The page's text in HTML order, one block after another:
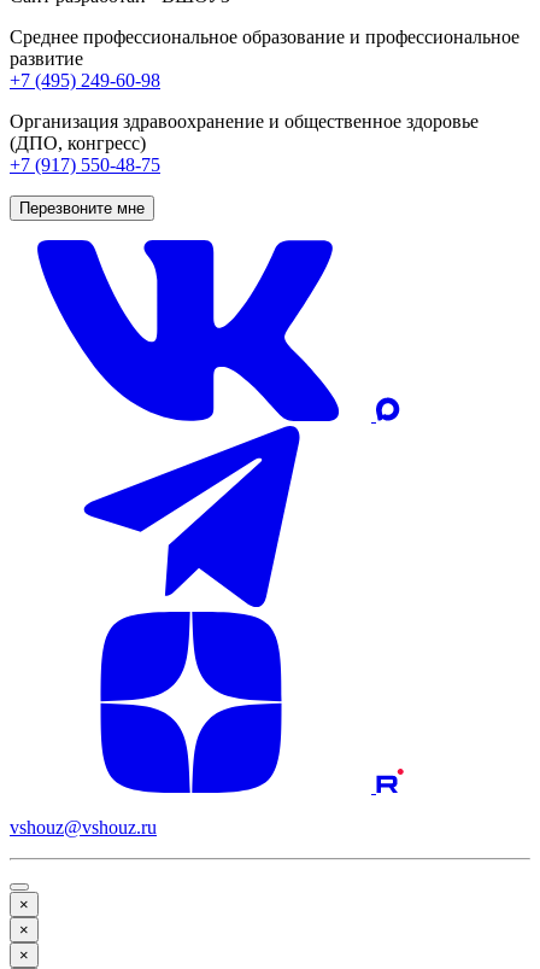
Среднее профессиональное образование и профессиональное
развитие
+7 (495) 249-60-98
Организация здравоохранение и общественное здоровье
(ДПО, конгресс)
+7 (917) 550-48-75
Перезвоните мне
vshouz@vshouz.ru
×
×
×